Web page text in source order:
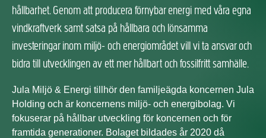
hållbarhet. Genom att producera förnybar energi med våra egna
vindkraftverk samt satsa på hållbara och lönsamma
investeringar inom miljö- och energiområdet vill vi ta ansvar och
bidra till utvecklingen av ett mer hållbart och fossilfritt samhälle.
Jula Miljö & Energi tillhör den familjeägda koncernen Jula
Holding och är koncernens miljö- och energibolag. Vi
fokuserar på hållbar utveckling för koncernen och för
framtida generationer. Bolaget bildades år 2020 då